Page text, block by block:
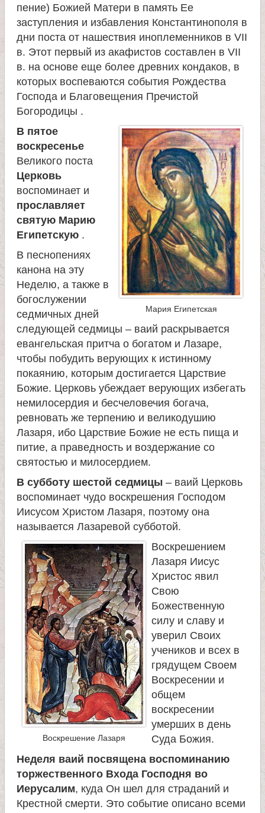
пение) Божией Матери в память Ее
заступления и избавления Константинополя в
дни поста от нашествия иноплеменников в VII
в. Этот первый из акафистов составлен в VII
в. на основе еще более древних кондаков, в
которых воспеваются события Рождества
Господа и Благовещения Пречистой
Богородицы .
Мария Египетская
В пятое
воскресенье
Великого поста
Церковь
воспоминает и
прославляет
святую Марию
Египетскую .
В песнопениях
канона на эту
Неделю, а также в
богослужении
седмичных дней
следующей седмицы – ваий раскрывается
евангельская притча о богатом и Лазаре,
чтобы побудить верующих к истинному
покаянию, которым достигается Царствие
Божие. Церковь убеждает верующих избегать
немилосердия и бесчеловечия богача,
ревновать же терпению и великодушию
Лазаря, ибо Царствие Божие не есть пища и
питие, а праведность и воздержание со
святостью и милосердием.
В субботу шестой седмицы – ваий Церковь
воспоминает чудо воскрешения Господом
Иисусом Христом Лазаря, поэтому она
называется Лазаревой субботой.
Воскрешение Лазаря
Воскрешением
Лазаря Иисус
Христос явил
Свою
Божественную
силу и славу и
уверил Своих
учеников и всех в
грядущем Своем
Воскресении и
общем
воскресении
умерших в день
Суда Божия.
Неделя ваий посвящена воспоминанию
торжественного Входа Господня во
Иерусалим, куда Он шел для страданий и
Крестной смерти. Это событие описано всеми